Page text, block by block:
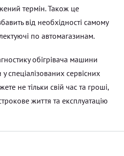
термін. Також це
від необхідності самому
по автомагазинам.
обігрівача машини
спеціалізованих сервісних
не тільки свій час та гроші,
життя та експлуатацію